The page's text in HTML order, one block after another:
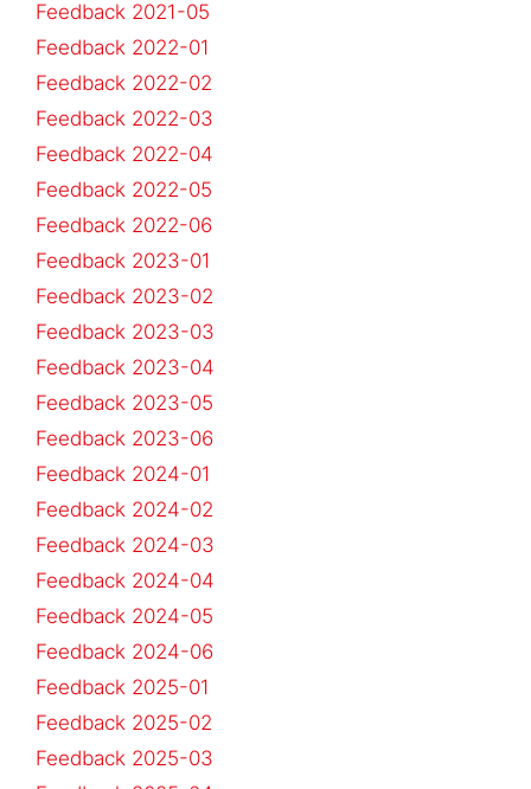
Feedback 2021-05
Feedback 2022-01
Feedback 2022-02
Feedback 2022-03
Feedback 2022-04
Feedback 2022-05
Feedback 2022-06
Feedback 2023-01
Feedback 2023-02
Feedback 2023-03
Feedback 2023-04
Feedback 2023-05
Feedback 2023-06
Feedback 2024-01
Feedback 2024-02
Feedback 2024-03
Feedback 2024-04
Feedback 2024-05
Feedback 2024-06
Feedback 2025-01
Feedback 2025-02
Feedback 2025-03